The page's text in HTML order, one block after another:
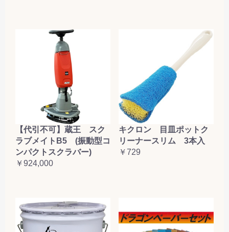
【代引不可】蔵王 スク
ラブメイトB5 (振動型コ
ンパクトスクラバー)
￥924,000
キクロン 目皿ポットク
リーナースリム 3本入
￥729